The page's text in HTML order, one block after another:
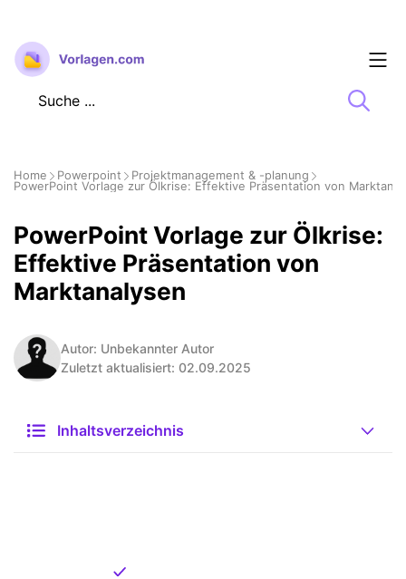
Zum
Inhalt
springen
Home Powerpoint
Projektmanagement & -planung
PowerPoint Vorlage zur Ölkrise: Effektive Präsentation von
PowerPoint Vorlage zur Ölkrise:
Effektive Präsentation von
Marktanalysen
Autor: Unbekannter Autor
Zuletzt aktualisiert: 02.09.2025
Inhaltsverzeichnis